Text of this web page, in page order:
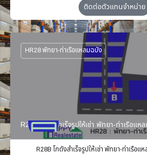
ติดต่อตัวแทนจำหน่าย
R28B โกดังสำเร็จรูปให้เช่า พัทยา-ท่าเรือแ
HR28 พัทยา-ท่าเรือแหลมฉบัง
R28B โกดังสำเร็จรูปให้เช่า พัทยา-ท่าเรือ